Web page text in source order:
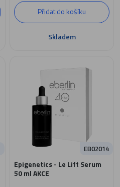
Přidat do košíku
Skladem
Epigenetics - Le Lift Serum
50 ml AKCE
EB02014